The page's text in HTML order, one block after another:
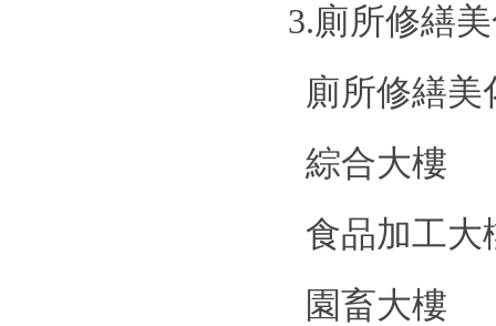
3.廁所修繕
廁所修繕
綜合大樓
食品加工大
園畜大樓